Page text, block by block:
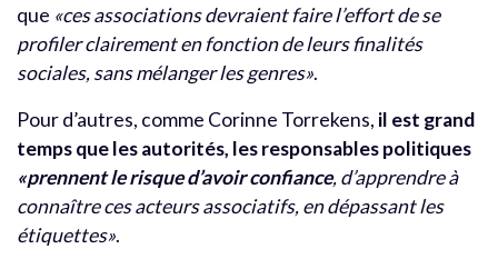
que «ces associations devraient faire l’effort de se
profiler clairement en fonction de leurs finalités
sociales, sans mélanger les genres».
Pour d’autres, comme Corinne Torrekens, il est grand
temps que les autorités, les responsables politiques
«prennent le risque d’avoir confiance, d’apprendre à
connaître ces acteurs associatifs, en dépassant les
étiquettes».